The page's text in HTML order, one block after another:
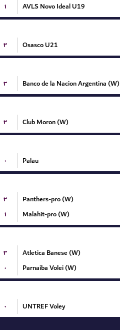
۱ AVLS Novo Ideal U19
۳ Osasco U21
۳ Banco de la Nacion Argentina (W)
۳ Club Moron (W)
۰ Palau
۳ Panthers-pro (W)
۱ Malahit-pro (W)
۳ Atletica Banese (W)
۰ Parnaiba Volei (W)
۰ UNTREF Voley